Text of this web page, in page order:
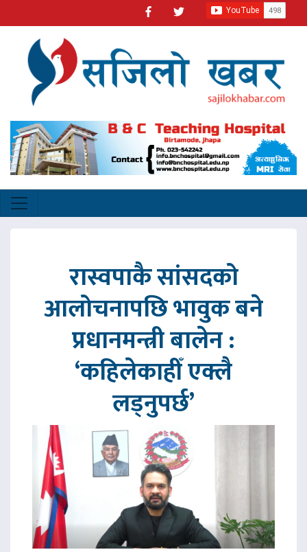
रास्वपाकै सांसदको
आलोचनापछि भावुक बने
प्रधानमन्त्री बालेन :
‘कहिलेकाहीँ एक्लै
लड्नुपर्छ’